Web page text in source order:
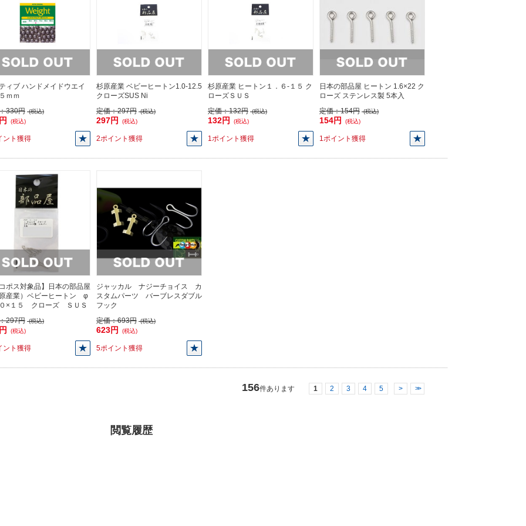
ィブ ハンドメイドウエイ
ｍｍ
330円 (税込)
(税込)
ント獲得
杉原産業 ベビーヒートン1.0-12.5
クローズSUS Ni
定価：297円 (税込)
297円 (税込)
2ポイント獲得
杉原産業 ヒートン１．６-１５ ク
ローズＳＵＳ
定価：132円 (税込)
132円 (税込)
1ポイント獲得
日本の部品屋 ヒートン 1.6×22 ク
ローズ ステンレス製 5本入
定価：154円 (税込)
154円 (税込)
1ポイント獲得
コポス対象品】日本の部品屋
原産業）ベビーヒートン φ
０×１５ クローズ ＳＵＳ
297円 (税込)
(税込)
ント獲得
ジャッカル ナジーチョイス カ
スタムパーツ バーブレスダブル
フック
定価：693円 (税込)
623円 (税込)
5ポイント獲得
156件あります 1 2 3 4 5 > >>
閲覧履歴